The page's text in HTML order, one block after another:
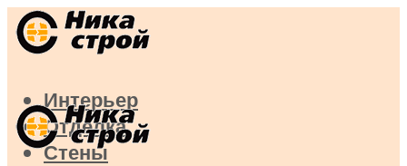
Интерьер
Отделка
Стены